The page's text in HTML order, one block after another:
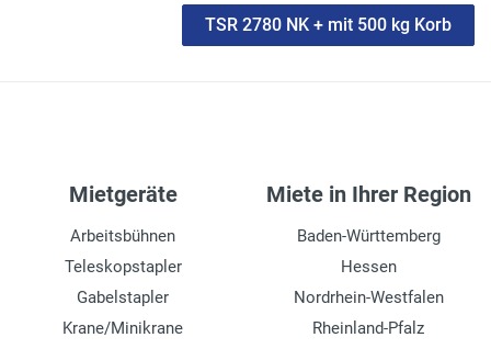
TSR 2780 NK + mit 500 kg Korb
Mietgeräte
Arbeitsbühnen
Teleskopstapler
Gabelstapler
Krane/Minikrane
Miete in Ihrer Region
Baden-Württemberg
Hessen
Nordrhein-Westfalen
Rheinland-Pfalz